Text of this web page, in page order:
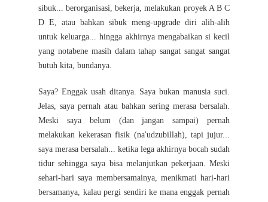
sibuk... berorganisasi, bekerja, melakukan proyek A B C
D E, atau bahkan sibuk meng-upgrade diri alih-alih
untuk keluarga... hingga akhirnya mengabaikan si kecil
yang notabene masih dalam tahap sangat sangat sangat
butuh kita, bundanya.
Saya? Enggak usah ditanya. Saya bukan manusia suci.
Jelas, saya pernah atau bahkan sering merasa bersalah.
Meski saya belum (dan jangan sampai) pernah
melakukan kekerasan fisik (na'udzubillah), tapi jujur...
saya merasa bersalah... ketika lega akhirnya bocah sudah
tidur sehingga saya bisa melanjutkan pekerjaan. Meski
sehari-hari saya membersamainya, menikmati hari-hari
bersamanya, kalau pergi sendiri ke mana enggak pernah